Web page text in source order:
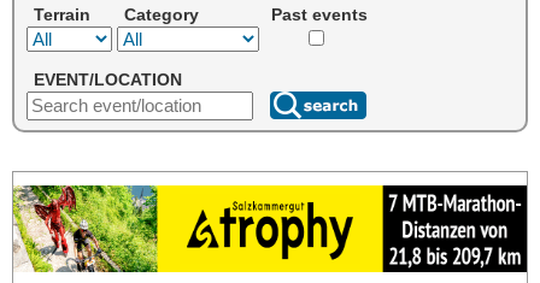
Terrain Category Past events
EVENT/LOCATION